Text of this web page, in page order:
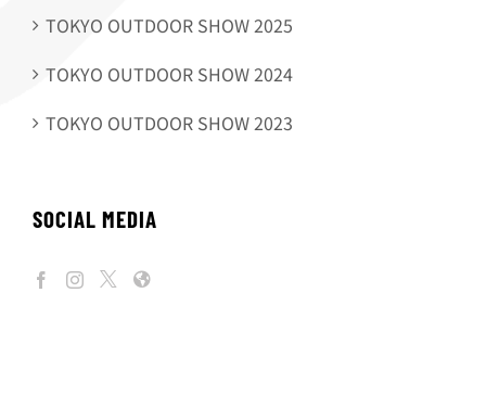
TOKYO OUTDOOR SHOW 2025
TOKYO OUTDOOR SHOW 2024
TOKYO OUTDOOR SHOW 2023
SOCIAL MEDIA